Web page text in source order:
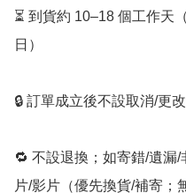
⏳ 到貨約 10–18 個工作天
日）
🔒 訂單成立後不設取消/更改
🔁 不設退換；如寄錯/遺漏
片/影片（優先換貨/補寄；